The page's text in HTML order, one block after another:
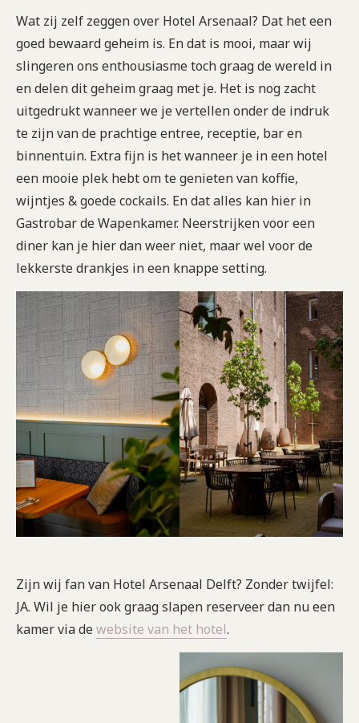
Wat zij zelf zeggen over Hotel Arsenaal? Dat het een
goed bewaard geheim is. En dat is mooi, maar wij
slingeren ons enthousiasme toch graag de wereld in
en delen dit geheim graag met je. Het is nog zacht
uitgedrukt wanneer we je vertellen onder de indruk
te zijn van de prachtige entree, receptie, bar en
binnentuin. Extra fijn is het wanneer je in een hotel
een mooie plek hebt om te genieten van koffie,
wijntjes & goede cockails. En dat alles kan hier in
Gastrobar de Wapenkamer. Neerstrijken voor een
diner kan je hier dan weer niet, maar wel voor de
lekkerste drankjes in een knappe setting.
Zijn wij fan van Hotel Arsenaal Delft? Zonder twijfel:
JA. Wil je hier ook graag slapen reserveer dan nu een
kamer via dewebsite van het hotel.